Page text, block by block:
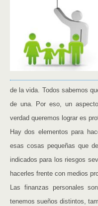
de la vida. Todos sabemos
de una. Por eso, un
verdad queremos lograr es
Hay dos elementos para
esas cosas pequeñas que
indicados para los riesgos
hacerles frente con medios
Las finanzas personales
tenemos sueños distintos,